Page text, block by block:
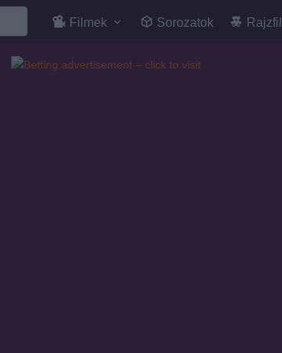
Filmek Sorozatok